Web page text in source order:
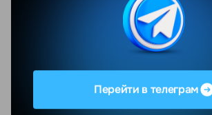
Складной iPhone (Fold / Ultra): что
Перейти в телеграм